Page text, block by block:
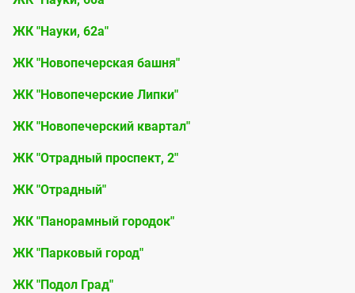
ЖК "Науки, 62а"
ЖК "Новопечерская башня"
ЖК "Новопечерские Липки"
ЖК "Новопечерский квартал"
ЖК "Отрадный проспект, 2"
ЖК "Отрадный"
ЖК "Панорамный городок"
ЖК "Парковый город"
ЖК "Подол Град"